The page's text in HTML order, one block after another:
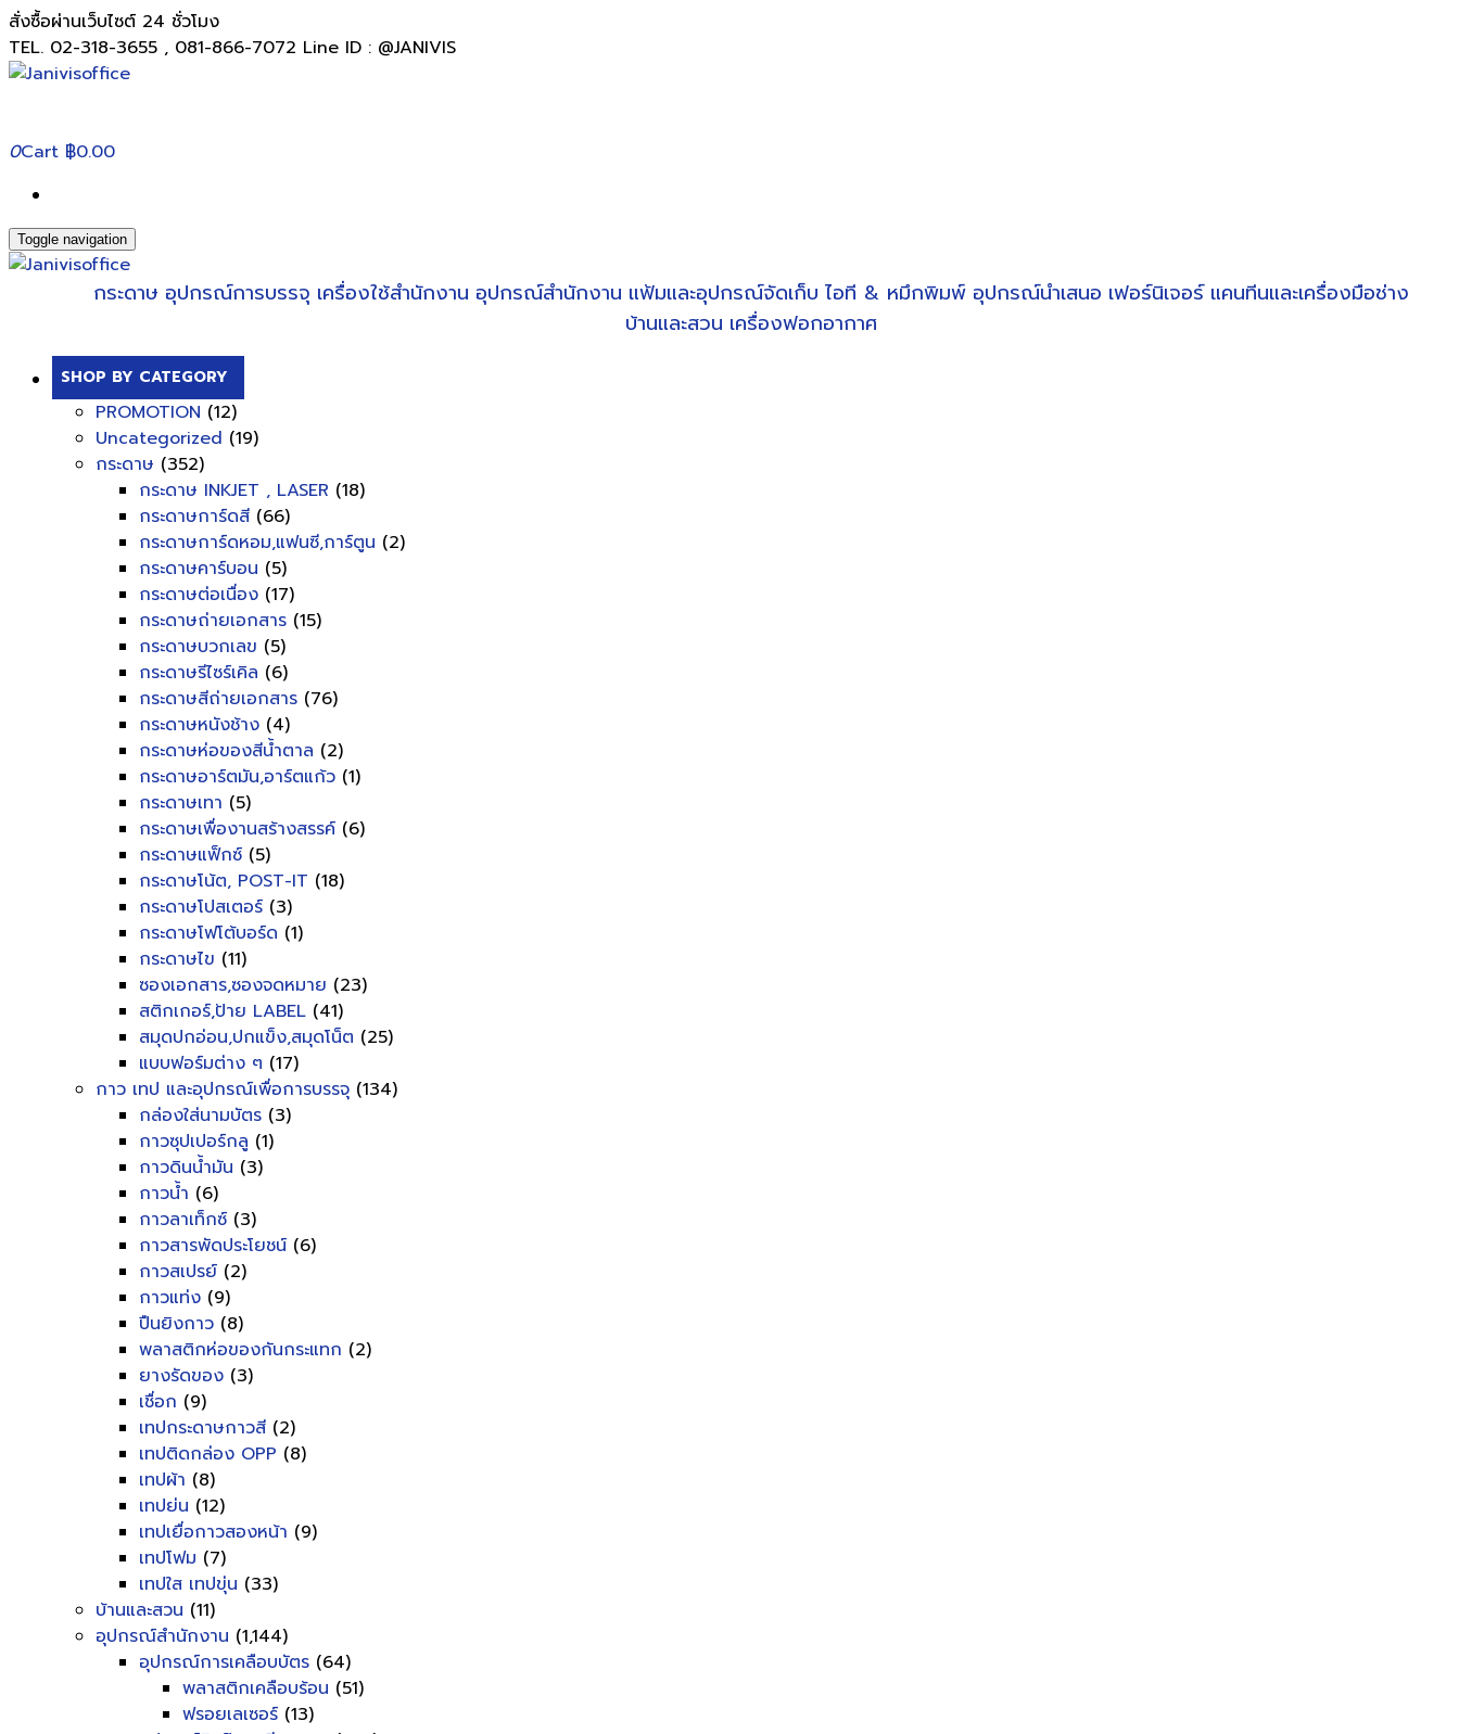
สั่งซื้อผ่านเว็บไซต์ 24 ชั่วโมง
TEL. 02-318-3655 , 081-866-7072 Line ID : @JANIVIS
0Cart ฿0.00
Toggle navigation
กระดาษ อุปกรณ์การบรรจุ เครื่องใช้สำนักงาน อุปกรณ์สำนักงาน แฟ้มและอุปกรณ์จัดเก็บ ไอที & หมึกพิมพ์ อุปกรณ์นำเสนอ เฟอร์นิเจอร์ แคนทีนและเครื่องมือช่าง
บ้านและสวน เครื่องฟอกอากาศ
SHOP BY CATEGORY
PROMOTION (12)
Uncategorized (19)
กระดาษ (352)
กระดาษ INKJET , LASER (18)
กระดาษการ์ดสี (66)
กระดาษการ์ดหอม,แฟนซี,การ์ตูน (2)
กระดาษคาร์บอน (5)
กระดาษต่อเนื่อง (17)
กระดาษถ่ายเอกสาร (15)
กระดาษบวกเลข (5)
กระดาษรีไซร์เคิล (6)
กระดาษสีถ่ายเอกสาร (76)
กระดาษหนังช้าง (4)
กระดาษห่อของสีน้ำตาล (2)
กระดาษอาร์ตมัน,อาร์ตแก้ว (1)
กระดาษเทา (5)
กระดาษเพื่องานสร้างสรรค์ (6)
กระดาษแฟ็กซ์ (5)
กระดาษโน้ต, POST-IT (18)
กระดาษโปสเตอร์ (3)
กระดาษโฟโต้บอร์ด (1)
กระดาษไข (11)
ซองเอกสาร,ซองจดหมาย (23)
สติกเกอร์,ป้าย LABEL (41)
สมุดปกอ่อน,ปกแข็ง,สมุดโน็ต (25)
แบบฟอร์มต่าง ๆ (17)
กาว เทป และอุปกรณ์เพื่อการบรรจุ (134)
กล่องใส่นามบัตร (3)
กาวซุปเปอร์กลู (1)
กาวดินน้ำมัน (3)
กาวน้ำ (6)
กาวลาเท็กซ์ (3)
กาวสารพัดประโยชน์ (6)
กาวสเปรย์ (2)
กาวแท่ง (9)
ปืนยิงกาว (8)
พลาสติกห่อของกันกระแทก (2)
ยางรัดของ (3)
เชื่อก (9)
เทปกระดาษกาวสี (2)
เทปติดกล่อง OPP (8)
เทปผ้า (8)
เทปย่น (12)
เทปเยื่อกาวสองหน้า (9)
เทปโฟม (7)
เทปใส เทปขุ่น (33)
บ้านและสวน (11)
อุปกรณ์สำนักงาน (1,144)
อุปกรณ์การเคลือบบัตร (64)
พลาสติกเคลือบร้อน (51)
ฟรอยเลเซอร์ (13)